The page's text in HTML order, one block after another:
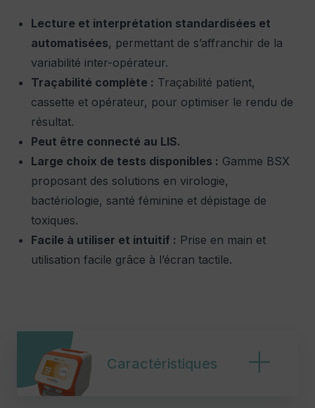
Lecture et interprétation standardisées et
automatisées, permettant de s’affranchir de la
variabilité inter-opérateur.
Traçabilité complète : Traçabilité patient,
cassette et opérateur, pour optimiser le rendu de
résultat.
Peut être connecté au LIS.
Large choix de tests disponibles : Gamme BSX
proposant des solutions en virologie,
bactériologie, santé féminine et dépistage de
toxiques.
Facile à utiliser et intuitif : Prise en main et
utilisation facile grâce à l’écran tactile.
Caractéristiques